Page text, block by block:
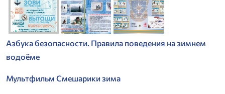
Азбука безопасности. Правила поведения на зимнем
водоёме
Мультфильм Смешарики зима